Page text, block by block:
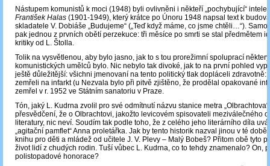
Nástupem komunistů k moci (1948) byli ovlivněni i někteří „pochybující“
František Halas (1901-1949), který krátce po Únoru 1948 napsal text k
skladatele V. Dobiáše „Budujeme“ („Teď když máme, co jsme chtěli…“).
pak jednou z prvních obětí perzekuce: tři měsíce po smrti se stal předmětem
kritiky od L. Štolla.
Tolik na vysvětlenou, aby bylo jasno, jak to s tou prorežimní spoluprací
komunistických umělců bylo. Nic nebylo tak divoké, jak to na první pohled
ještě důležitější: všichni jmenovaní na tento politický tlak dopláceli zdravotně:
zemřeli na infarkt (u Nezvala bylo při pitvě zjištěno, že prodělal opakované
zemřel v r. 1952 ve Státním sanatoriu v Praze.
Tón, jaký L. Kudrna zvolil pro své odmítnutí názvu stanice metra
přesvědčení, že o Olbrachtovi, jakožto levicovém spisovateli meziválečného
literatury, nic neví. Soudím tak podle toho, že z celého jeho literárního díla
„agitační pamflet“ Anna proletářka. Jak by tento historik nazval jinou v té
knihu pro děti a mládež od učitele J. V. Plevy – Malý Bobeš? Přitom obě tyto
život lidí z chudých rodin. Tuší vůbec L. Kudrna, co to tehdy znamenalo? On,
polistopadové honorace?